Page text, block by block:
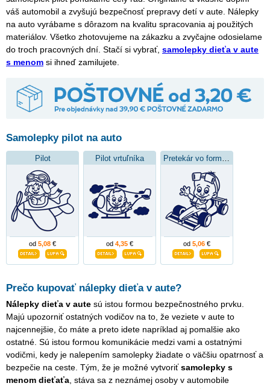
váš automobil a zvyšujú bezpečnosť prepravy detí v aute. Nálepky
na auto vyrábame s dôrazom na kvalitu spracovania aj použitých
materiálov. Všetko zhotovujeme na zákazku a zvyčajne odosielame
do troch pracovných dní. Stačí si vybrať, samolepky dieťa v aute
s menom si ihneď zamilujete.
Samolepky pilot na auto
Pilot
od 5,08 €
Pilot vrtuľníka
od 4,35 € od 5,06 €
Prečo kupovať nálepky dieťa v aute?
Nálepky dieťa v aute sú istou formou bezpečnostného prvku.
Majú upozorniť ostatných vodičov na to, že veziete v aute to
najcennejšie, čo máte a preto idete napríklad aj pomalšie ako
ostatné. Sú istou formou komunikácie medzi vami a ostatnými
vodičmi, kedy je nalepením samolepky žiadate o väčšiu opatrnosť a
bezpečie na ceste. Tým, že je možné vytvoriťsamolepky s
menom dieťaťa , stáva sa z neznámej osoby v automobile